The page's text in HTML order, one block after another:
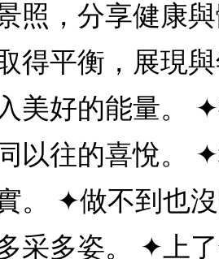
照，分享健康
得平衡，展現
美好的能量。
以往的喜悅。
。 ✦做不到也
采多姿。 ✦上